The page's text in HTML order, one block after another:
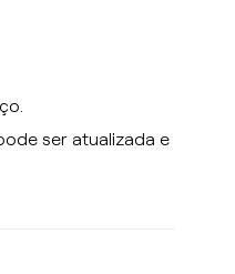
ser atualizada e